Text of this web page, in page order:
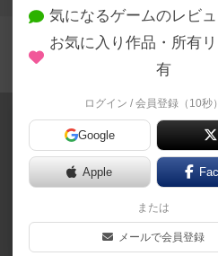
ヌースフィヨルドに紐付いているボード
メイク版などの同じシリーズを中心に、
す。
ヌースフィヨル
Nusfjord:
気になるゲームのレビ
お気に入り作品・所有
有
ログイン / 会員登録（10秒）
Google
Apple
または
メールで会員登録